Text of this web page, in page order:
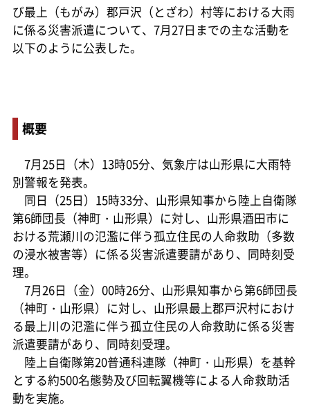
び最上（もがみ）郡戸沢（とざわ）村等における大雨
に係る災害派遣について、7月27日までの主な活動を
以下のように公表した。
概要
7月25日（木）13時05分、気象庁は山形県に大雨特
別警報を発表。
同日（25日）15時33分、山形県知事から陸上自衛隊
第6師団長（神町・山形県）に対し、山形県酒田市に
おける荒瀬川の氾濫に伴う孤立住民の人命救助（多数
の浸水被害等）に係る災害派遣要請があり、同時刻受
理。
7月26日（金）00時26分、山形県知事から第6師団長
（神町・山形県）に対し、山形県最上郡戸沢村におけ
る最上川の氾濫に伴う孤立住民の人命救助に係る災害
派遣要請があり、同時刻受理。
陸上自衛隊第20普通科連隊（神町・山形県）を基幹
とする約500名態勢及び回転翼機等による人命救助活
動を実施。